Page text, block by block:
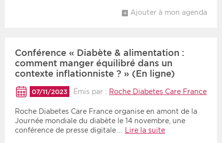
Ajouter à mon agenda
Conférence « Diabète & alimentation :
comment manger équilibré dans un
contexte inflationniste ? » (En ligne)
07/11/2023 Émis par : Roche Diabetes Care France
Roche Diabetes Care France organise en amont de la
Journée mondiale du diabète le 14 novembre, une
conférence de presse digitale… Lire la suite